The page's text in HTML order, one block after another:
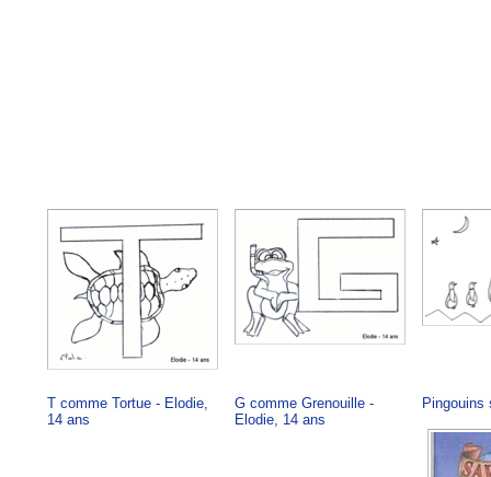
T comme Tortue - Elodie,
14 ans
G comme Grenouille -
Elodie, 14 ans
Pingouins